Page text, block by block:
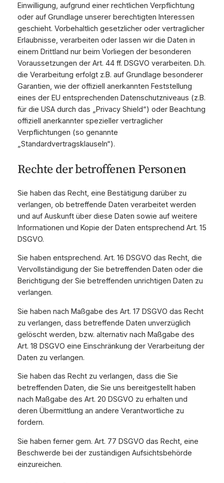
Einwilligung, aufgrund einer rechtlichen Verpflichtung
oder auf Grundlage unserer berechtigten Interessen
geschieht. Vorbehaltlich gesetzlicher oder vertraglicher
Erlaubnisse, verarbeiten oder lassen wir die Daten in
einem Drittland nur beim Vorliegen der besonderen
Voraussetzungen der Art. 44 ff. DSGVO verarbeiten. D.h.
die Verarbeitung erfolgt z.B. auf Grundlage besonderer
Garantien, wie der offiziell anerkannten Feststellung
eines der EU entsprechenden Datenschutzniveaus (z.B.
für die USA durch das „Privacy Shield“) oder Beachtung
offiziell anerkannter spezieller vertraglicher
Verpflichtungen (so genannte
„Standardvertragsklauseln“).
Rechte der betroffenen Personen
Sie haben das Recht, eine Bestätigung darüber zu
verlangen, ob betreffende Daten verarbeitet werden
und auf Auskunft über diese Daten sowie auf weitere
Informationen und Kopie der Daten entsprechend Art. 15
DSGVO.
Sie haben entsprechend. Art. 16 DSGVO das Recht, die
Vervollständigung der Sie betreffenden Daten oder die
Berichtigung der Sie betreffenden unrichtigen Daten zu
verlangen.
Sie haben nach Maßgabe des Art. 17 DSGVO das Recht
zu verlangen, dass betreffende Daten unverzüglich
gelöscht werden, bzw. alternativ nach Maßgabe des
Art. 18 DSGVO eine Einschränkung der Verarbeitung der
Daten zu verlangen.
Sie haben das Recht zu verlangen, dass die Sie
betreffenden Daten, die Sie uns bereitgestellt haben
nach Maßgabe des Art. 20 DSGVO zu erhalten und
deren Übermittlung an andere Verantwortliche zu
fordern.
Sie haben ferner gem. Art. 77 DSGVO das Recht, eine
Beschwerde bei der zuständigen Aufsichtsbehörde
einzureichen.